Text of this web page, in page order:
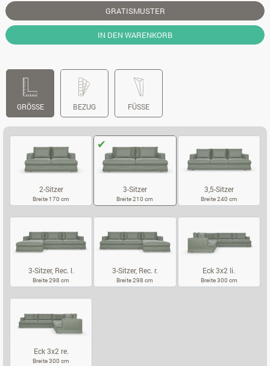
GRATISMUSTER
IN DEN WARENKORB
GRÖSSE BEZUG FÜSSE
2-Sitzer
Breite 170 cm
3-Sitzer
Breite 210 cm
3,5-Sitzer
Breite 240 cm
3-Sitzer, Rec. l.
Breite 298 cm
3-Sitzer, Rec. r.
Breite 298 cm
Eck 3x2 li.
Breite 300 cm
Eck 3x2 re.
Breite 300 cm